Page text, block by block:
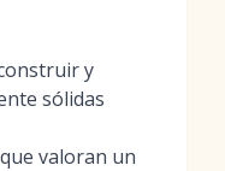
y
sólidas
valoran un